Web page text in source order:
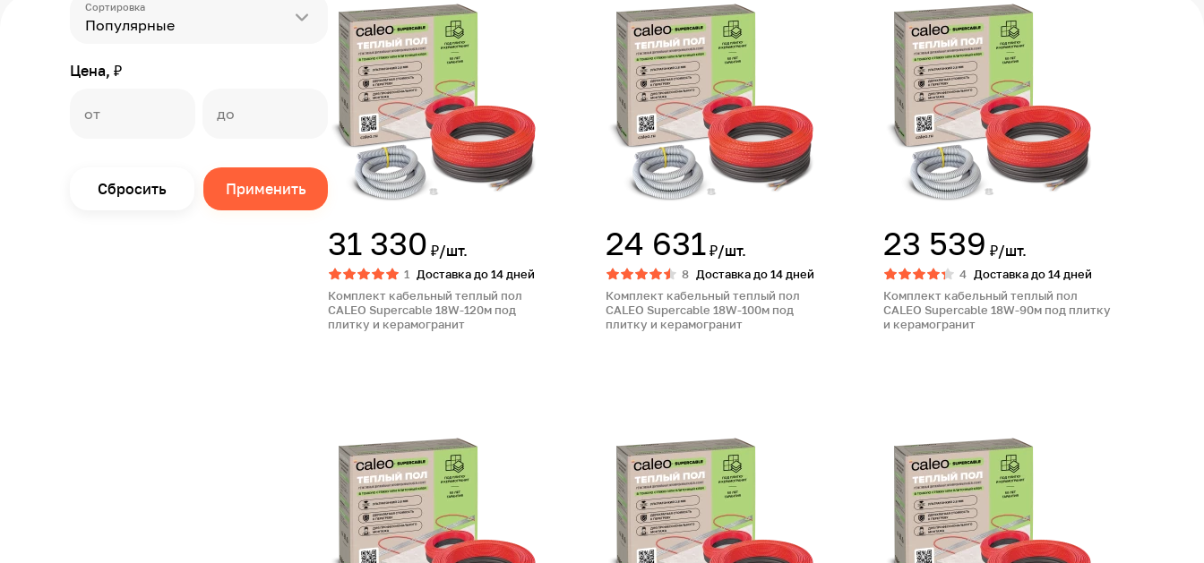
Сортировка
Популярные
Цена, ₽
Сбросить Применить
31 330 ₽/шт.
1
Доставка до 14 дней
Комплект кабельный теплый пол
CALEO Supercable 18W-120м под
плитку и керамогранит
24 631 ₽/шт.
8 Доставка до 14 дней
Комплект кабельный теплый пол
CALEO Supercable 18W-100м под
плитку и керамогранит
23 539 ₽/шт.
4 Доставка до 14 дней
Комплект кабельный теплый пол
CALEO Supercable 18W-90м под плитку
и керамогранит